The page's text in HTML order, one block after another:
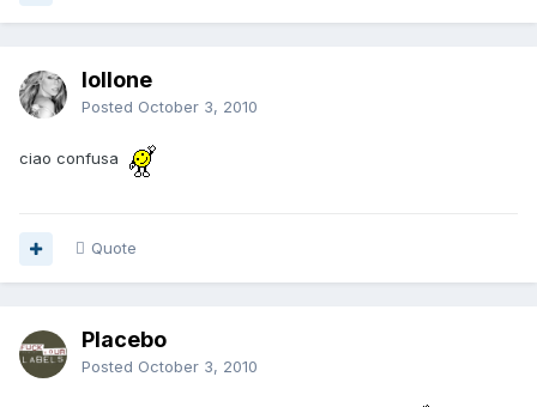
lollone
Posted October 3, 2010
ciao confusa
Quote
Placebo
Posted October 3, 2010